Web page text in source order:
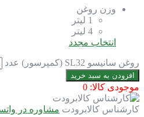
وزن روغن
1 لیتر
4 لیتر
انتخاب مجدد
روغن سانیسو SL32 (کمپرسور) عدد
افزودن به سبد خرید
موجودی کالا: 0
کارشناس کالابرودت مشاوره در